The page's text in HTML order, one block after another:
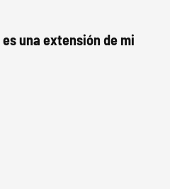
una extensión de mi